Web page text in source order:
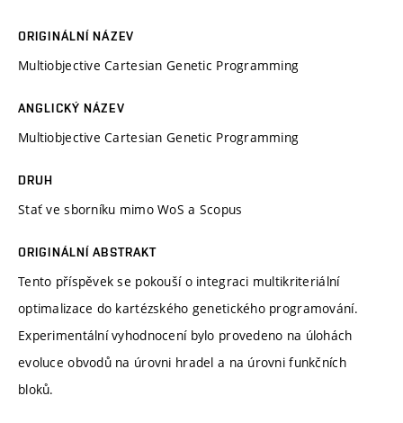
ORIGINÁLNÍ NÁZEV
Multiobjective Cartesian Genetic Programming
ANGLICKÝ NÁZEV
Multiobjective Cartesian Genetic Programming
DRUH
Stať ve sborníku mimo WoS a Scopus
ORIGINÁLNÍ ABSTRAKT
Tento příspěvek se pokouší o integraci multikriteriální
optimalizace do kartézského genetického programování.
Experimentální vyhodnocení bylo provedeno na úlohách
evoluce obvodů na úrovni hradel a na úrovni funkčních
bloků.